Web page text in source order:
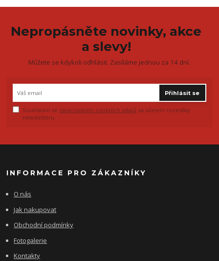
Nepropásněte novinky, akce
a slevy!
Můžete se kdykoli odhlásit. Zasíláme jednou za 14 dní.
Přihlásit se
Souhlasím se zpracováním osobních údajů za účelem rozesílky
newsletteru.
INFORMACE PRO ZÁKAZNÍKY
O nás
Jak nakupovat
Obchodní podmínky
Fotogalerie
Kontakty